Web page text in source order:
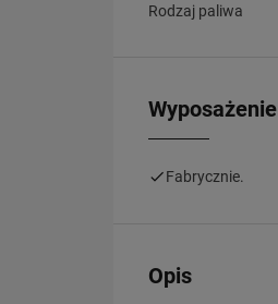
Rodzaj paliwa
Wyposażenie
Fabrycznie.
Opis